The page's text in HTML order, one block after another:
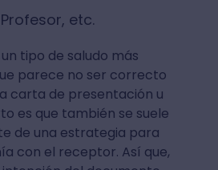
etc.
tipo de saludo más
parece no ser correcto
carta de presentación u
es que también se suele
de una estrategia para
con el receptor. Así que,